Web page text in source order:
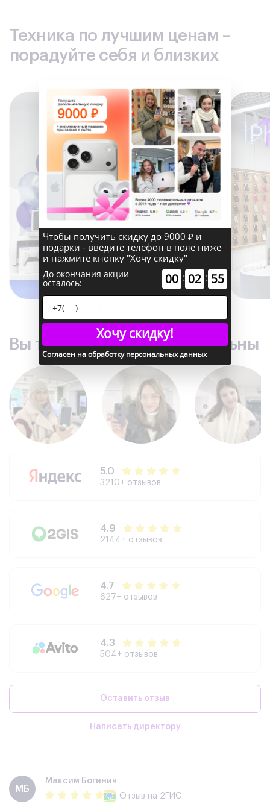
Техника по лучшим ценам –
порадуйте себя и близких
Вы точно останетесь довольны
5.0
3210+ отзывов
4.9
2144+ отзывов
4.7
627+ отзывов
4.3
504+ отзывов
Оставить отзыв
Написать директору
МБ
Максим Богинич
Отзыв на 2ГИС
×
Чтобы получить скидку до 9000 ₽ и
подарки - введите телефон в поле ниже
и нажмите кнопку "Хочу скидку"
До окончания акции
осталось: 00 : 02 : 54
Хочу скидку!
Согласен на обработку персональных данных